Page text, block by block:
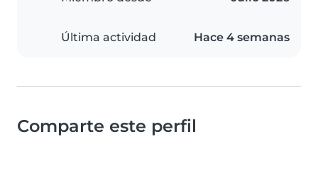
Última actividad Hace 4 semanas
Comparte este perfil